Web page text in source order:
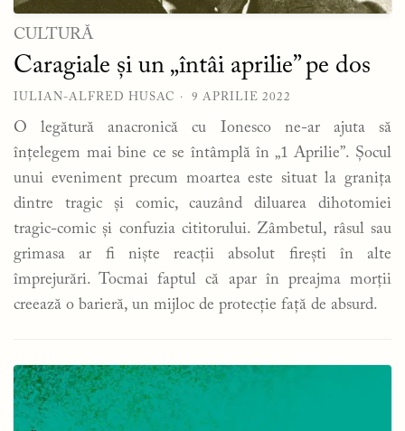
CULTURĂ
Caragiale și un „întâi aprilie” pe dos
IULIAN-ALFRED HUSAC 9 APRILIE 2022
O legătură anacronică cu Ionesco ne-ar ajuta să
înțelegem mai bine ce se întâmplă în „1 Aprilie”. Șocul
unui eveniment precum moartea este situat la granița
dintre tragic și comic, cauzând diluarea dihotomiei
tragic-comic și confuzia cititorului. Zâmbetul, râsul sau
grimasa ar fi niște reacții absolut firești în alte
împrejurări. Tocmai faptul că apar în preajma morții
creează o barieră, un mijloc de protecție față de absurd.